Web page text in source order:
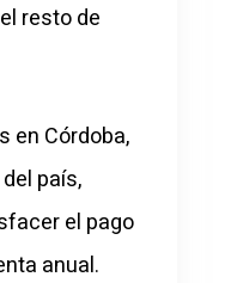
resto de
en Córdoba,
país,
el pago
anual.